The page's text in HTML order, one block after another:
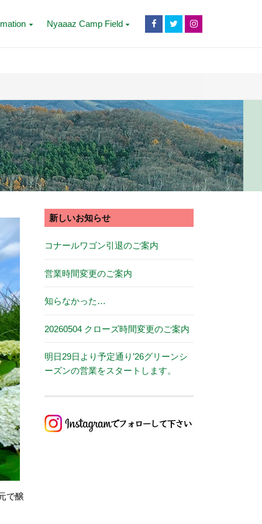
Nyaaaz Camp Field
で醸
新しいお知らせ
コナールワゴン引退のご案内
営業時間変更のご案内
知らなかった…
20260504 クローズ時間変更のご案内
明日29日より予定通り’26グリーンシ
ーズンの営業をスタートします。